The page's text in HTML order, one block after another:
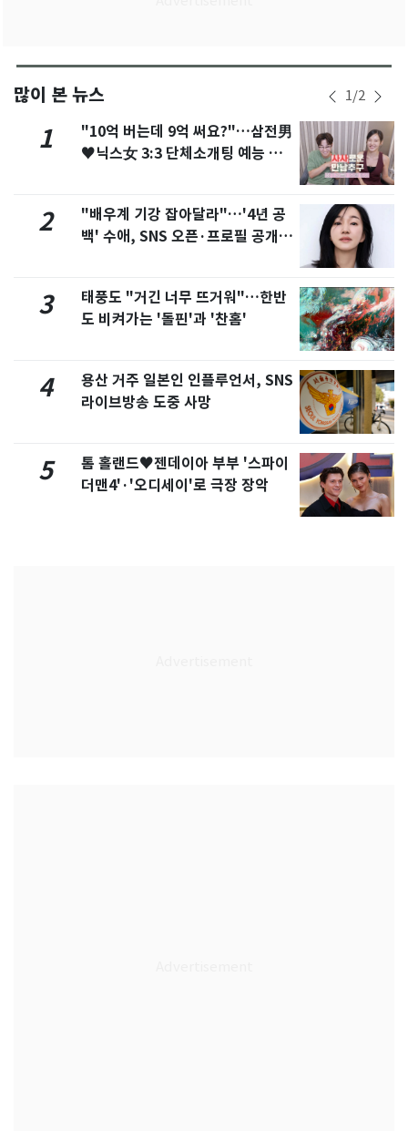
많이 본 뉴스 1/2
1
"10억 버는데 9억 써요?"…삼전男
♥닉스女 3:3 단체소개팅 예능 화
2
"배우계 기강 잡아달라"…'4년 공
백' 수애, SNS 오픈·프로필 공개
3
태풍도 "거긴 너무 뜨거워"…한반
도 비켜가는 '돌핀'과 '찬홈'
4
용산 거주 일본인 인플루언서, SNS
라이브방송 도중 사망
5
톰 홀랜드♥젠데이아 부부 '스파이
더맨4'·'오디세이'로 극장 장악